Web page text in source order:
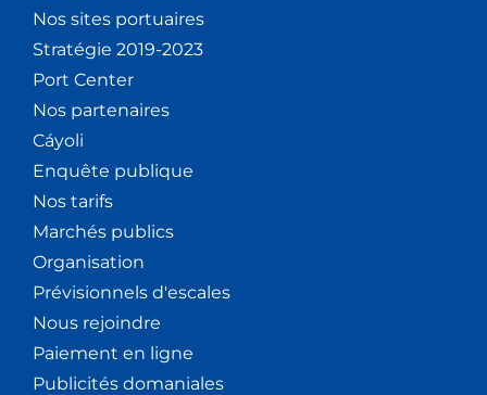
Nos sites portuaires
Stratégie 2019-2023
Port Center
Nos partenaires
Cáyoli
Enquête publique
Nos tarifs
Marchés publics
Organisation
Prévisionnels d'escales
Nous rejoindre
Paiement en ligne
Publicités domaniales